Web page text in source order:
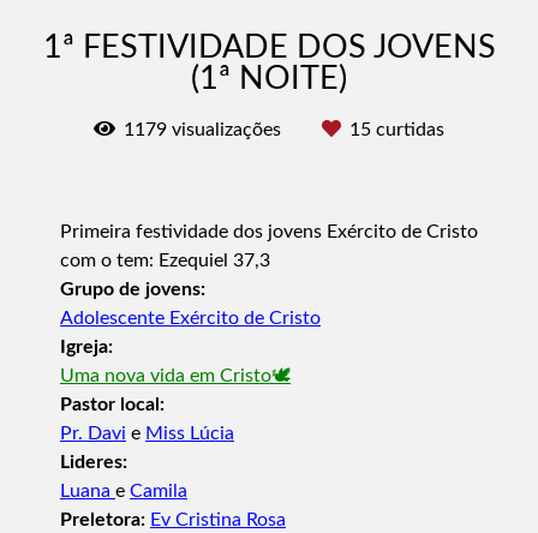
1ª FESTIVIDADE DOS JOVENS
(1ª NOITE)
1179 visualizações 15 curtidas
Primeira festividade dos jovens Exército de Cristo
com o tem: Ezequiel 37,3
Grupo de jovens:
Adolescente Exército de Cristo
Igreja:
Uma nova vida em Cristo🕊️
Pastor local:
Pr. Davi e Miss Lúcia
Lideres:
Luana e Camila
Preletora: Ev Cristina Rosa